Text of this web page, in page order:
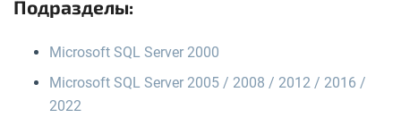
Подразделы:
Microsoft SQL Server 2000
Microsoft SQL Server 2005 / 2008 / 2012 / 2016 /
2022